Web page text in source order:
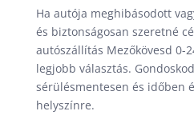
Ha autója meghibásodott
és biztonságosan szeretné
autószállítás Mezőkövesd 0-
legjobb választás.
sérülésmentesen és időben
helyszínre.